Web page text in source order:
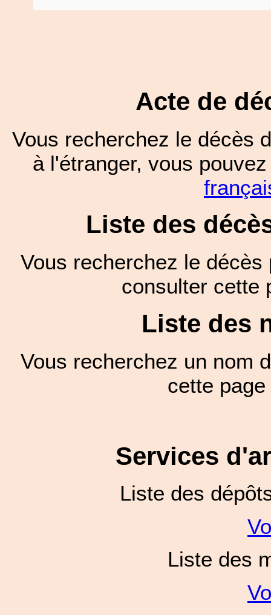
Acte de
Vous recherchez le décès
à l'étranger, vous
Liste des
Vous recherchez le
consulter
Liste des
Vous recherchez un nom
cette
Services
Liste des
Liste des